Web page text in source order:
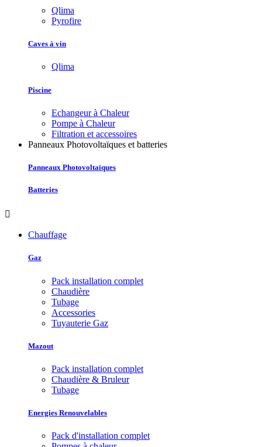
Qlima
Pyrofire
Caves à vin
Qlima
Piscine
Echangeur à Chaleur
Pompe à Chaleur
Filtration et accessoires
Panneaux Photovoltaïques et batteries
Panneaux Photovoltaïques
Batteries

Chauffage
Gaz
Pack installation complet
Chaudière
Tubage
Accessories
Tuyauterie Gaz
Mazout
Pack installation complet
Chaudière & Bruleur
Tubage
Energies Renouvelables
Pack d'installation complet